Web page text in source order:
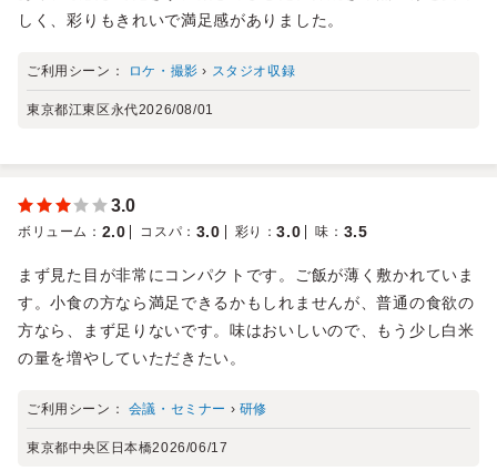
しく、彩りもきれいで満足感がありました。
ご利用シーン： ロケ・撮影 › スタジオ収録
東京都江東区永代2026/08/01
3.0
ボリューム ： 2.0 コスパ ： 3.0 彩り ：3.0 味 ： 3.5
まず見た目が非常にコンパクトです。ご飯が薄く敷かれていま
す。小食の方なら満足できるかもしれませんが、普通の食欲の
方なら、まず足りないです。味はおいしいので、もう少し白米
の量を増やしていただきたい。
ご利用シーン： 会議・セミナー › 研修
東京都中央区日本橋2026/06/17